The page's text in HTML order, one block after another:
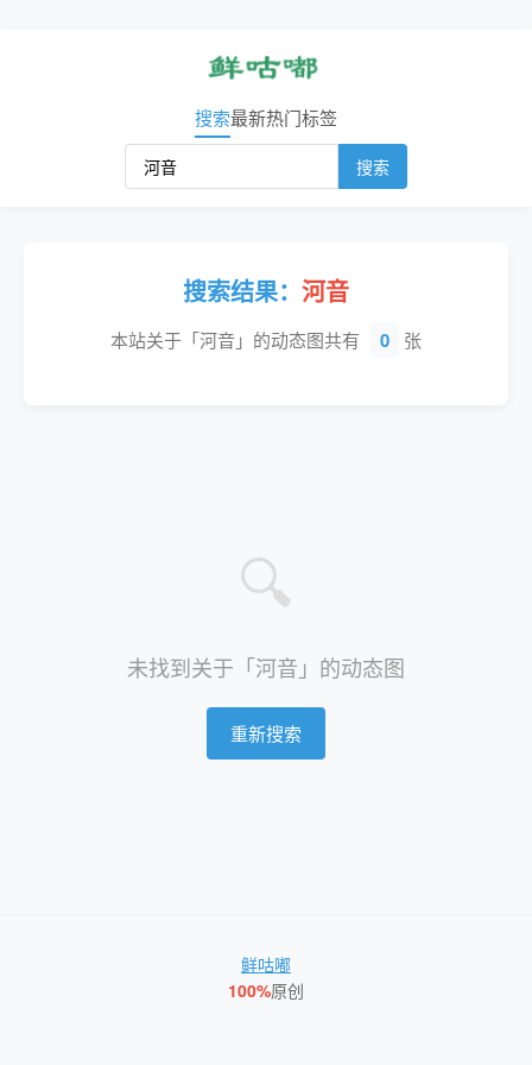
搜索最新热门标签
搜索
搜索结果： 河音
本站关于「河音」的动态图共有 0 张
🔍
未找到关于「河音」的动态图
重新搜索
鲜咕嘟
100%原创